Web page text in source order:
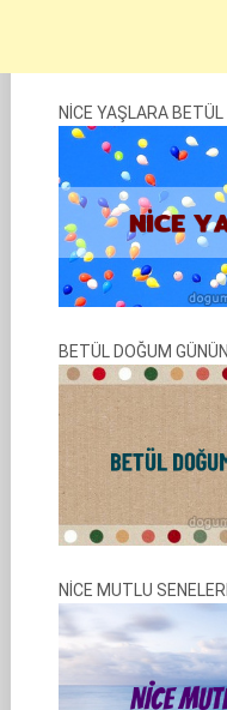
NİCE YAŞLARA BETÜL
BETÜL DOĞUM
NİCE MUTLU